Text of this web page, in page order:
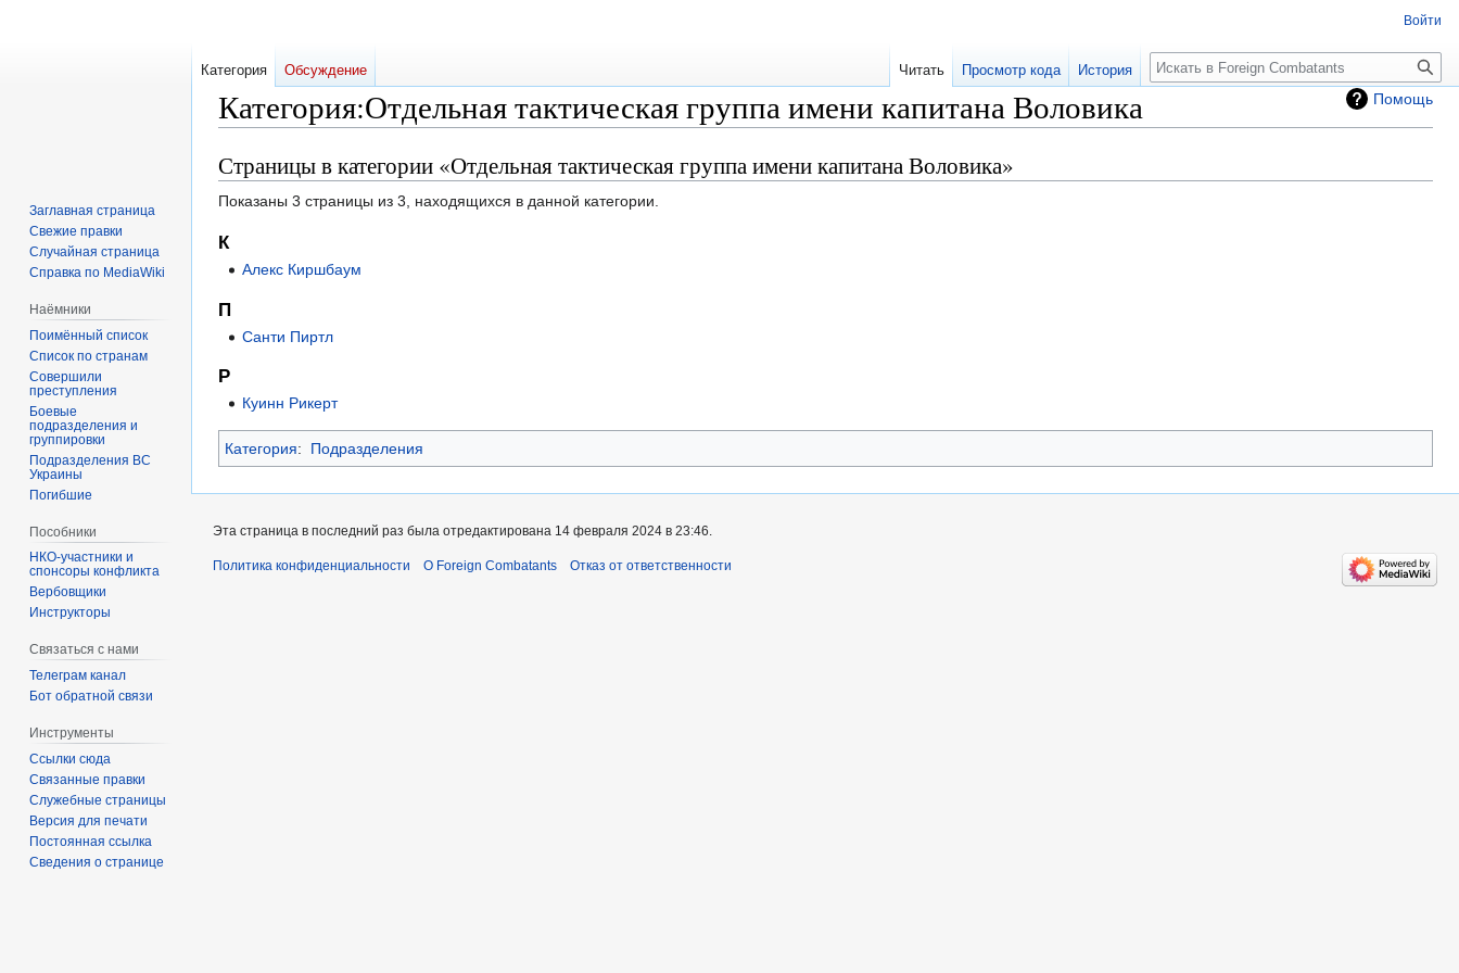
Помощь
Категория:Отдельная тактическая группа имени капитана Воловика
Перейти
к
навигации
Перейти
к
поиску
Страницы в категории «Отдельная тактическая группа имени капитана Воловика»
Показаны 3 страницы из 3, находящихся в данной категории.
К
Алекс Киршбаум
П
Санти Пиртл
Р
Куинн Рикерт
Категория: Подразделения
Войти
Категория Обсуждение Читать Просмотр кода История
Заглавная страница
Свежие правки
Случайная страница
Справка по MediaWiki
Наёмники
Поимённый список
Список по странам
Совершили
преступления
Боевые
подразделения и
группировки
Подразделения ВС
Украины
Погибшие
Пособники
спонсоры конфликта
‏‎Вербовщики
Инструкторы
Связаться с нами
Телеграм канал
Бот обратной связи
Инструменты
Ссылки сюда
Связанные правки
Служебные страницы
Версия для печати
Постоянная ссылка
Сведения о странице
Эта страница в последний раз была отредактирована 14 февраля 2024 в 23:46.
Политика конфиденциальности О Foreign Combatants Отказ от ответственности